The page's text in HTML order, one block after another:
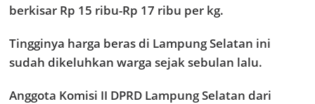
berkisar Rp 15 ribu-Rp 17 ribu per kg.
Tingginya harga beras di Lampung Selatan ini
sudah dikeluhkan warga sejak sebulan lalu.
Anggota Komisi II DPRD Lampung Selatan dari